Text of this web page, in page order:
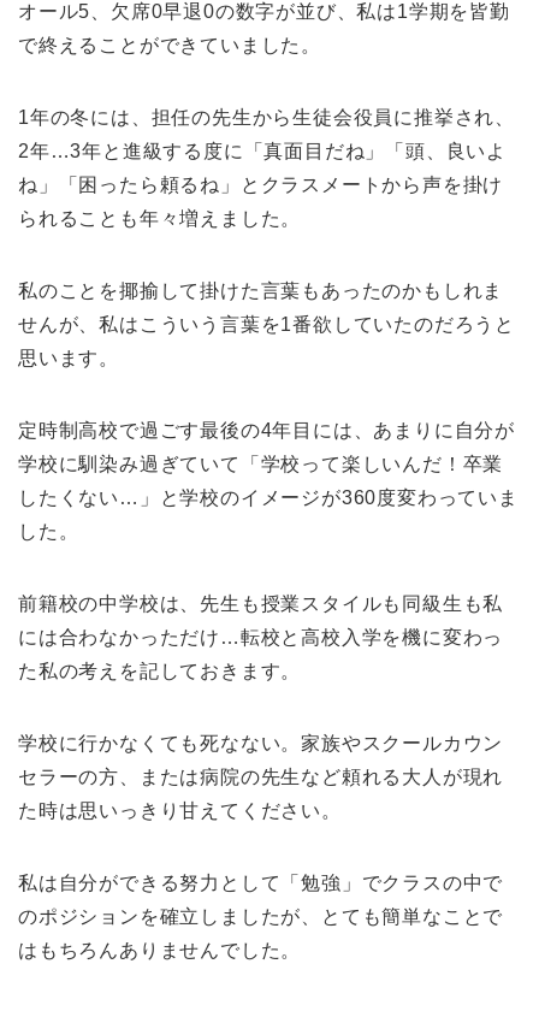
オール5、欠席0早退0の数字が並び、私は1学期を皆勤
で終えることができていました。
1年の冬には、担任の先生から生徒会役員に推挙され、
2年…3年と進級する度に「真面目だね」「頭、良いよ
ね」「困ったら頼るね」とクラスメートから声を掛け
られることも年々増えました。
私のことを揶揄して掛けた言葉もあったのかもしれま
せんが、私はこういう言葉を1番欲していたのだろうと
思います。
定時制高校で過ごす最後の4年目には、あまりに自分が
学校に馴染み過ぎていて「学校って楽しいんだ！卒業
したくない…」と学校のイメージが360度変わっていま
した。
前籍校の中学校は、先生も授業スタイルも同級生も私
には合わなかっただけ…転校と高校入学を機に変わっ
た私の考えを記しておきます。
学校に行かなくても死なない。家族やスクールカウン
セラーの方、または病院の先生など頼れる大人が現れ
た時は思いっきり甘えてください。
私は自分ができる努力として「勉強」でクラスの中で
のポジションを確立しましたが、とても簡単なことで
はもちろんありませんでした。